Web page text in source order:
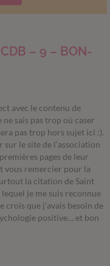
– 9 – BON-
avec le contenu de
ne sais pas trop où caser
pas trop hors sujet ici :).
le site de l’association
pages de leur
vous remercier pour la
la citation de Saint
je me suis reconnue
crois que j’avais besoin de
positive… et bon